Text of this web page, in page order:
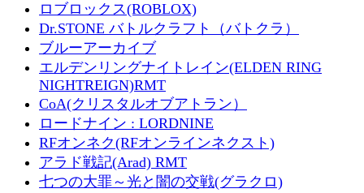
ロブロックス(ROBLOX)
Dr.STONE バトルクラフト（バトクラ）
ブルーアーカイブ
エルデンリングナイトレイン(ELDEN RING
NIGHTREIGN)RMT
CoA(クリスタルオブアトラン）
ロードナイン : LORDNINE
RFオンネク(RFオンラインネクスト)
アラド戦記(Arad) RMT
七つの大罪～光と闇の交戦(グラクロ)